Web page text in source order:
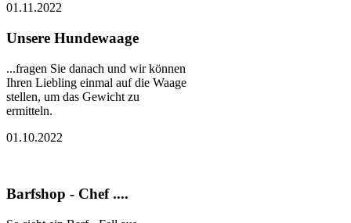
01.11.2022
Unsere Hundewaage
...fragen Sie danach und wir können
Ihren Liebling einmal auf die Waage
stellen, um das Gewicht zu
ermitteln.
01.10.2022
Barfshop - Chef ....